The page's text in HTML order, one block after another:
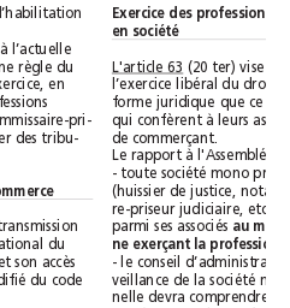
suppression du dispositif d’habilitation
Le même article substitue à l’actuelle
règle du « un pour un » une règle du
« un pour deux » pour l’exercice, en
qualité de salarié, des professions
d’huissier de justice, de commissaire-pri-
seur judiciaire et de greffier des tribu-
Données du registre du commerce
(19) facilite la transmission
des données du registre national du
commerce et des sociétés et son accès
au public (art. L 123-6 modifié du code
en société
L'article 63
de commerçant.